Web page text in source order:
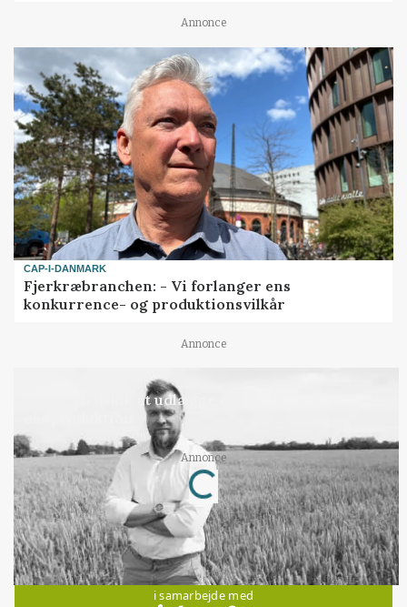
Annonce
CAP-I-DANMARK
Fjerkræbranchen: - Vi forlanger ens
konkurrence- og produktionsvilkår
Annonce
Det er en uskik at udlægge et røgslør om
Annonce
Loading...
Jobs
i samarbejde med